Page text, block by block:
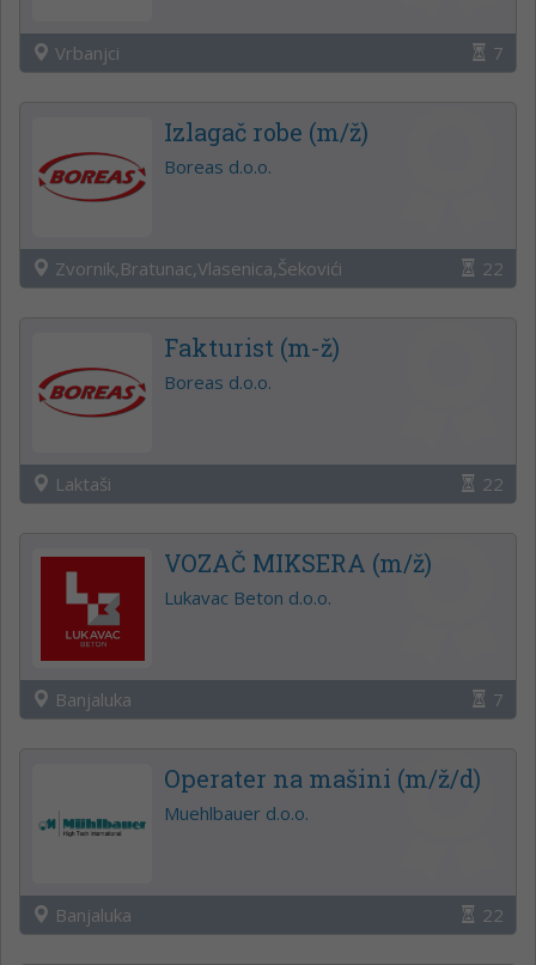
Vrbanjci 7
Izlagač robe (m/ž)
Boreas d.o.o.
Zvornik,Bratunac,Vlasenica,Šekovići 22
Fakturist (m-ž)
Boreas d.o.o.
Laktaši 22
VOZAČ MIKSERA (m/ž)
Lukavac Beton d.o.o.
Banjaluka 7
Operater na mašini (m/ž/d)
Muehlbauer d.o.o.
Banjaluka 22